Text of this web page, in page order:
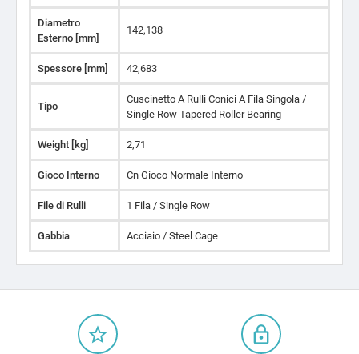
Diametro
Esterno [mm]
142,138
Spessore [mm] 42,683
Tipo
Cuscinetto A Rulli Conici A Fila Singola /
Single Row Tapered Roller Bearing
Weight [kg] 2,71
Gioco Interno Cn Gioco Normale Interno
File di Rulli 1 Fila / Single Row
Gabbia Acciaio / Steel Cage
star_border lock_outline